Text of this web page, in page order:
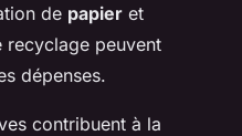
de papier et
peuvent
dépenses.
contribuent à la